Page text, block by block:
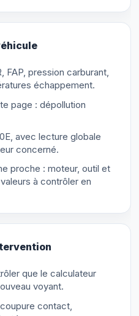
FAP, pression carburant,
échappement.
page : dépollution
avec lecture globale
concerné.
proche : moteur, outil et
à contrôler en
que le calculateur
voyant.
contact,